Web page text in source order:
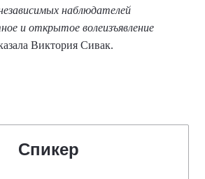
наблюдателей
и открытое волеизъявление
Виктория Сивак.
Спикер